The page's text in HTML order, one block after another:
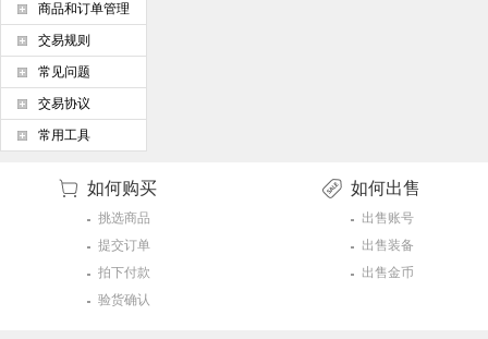
商品和订单管理
交易规则
常见问题
交易协议
常用工具
如何购买
挑选商品
提交订单
拍下付款
验货确认
如何出售
出售账号
出售装备
出售金币